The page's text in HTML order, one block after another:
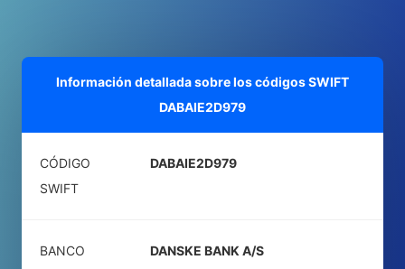
Información detallada sobre los códigos SWIFT
DABAIE2D979
CÓDIGO
SWIFT
DABAIE2D979
BANCO DANSKE BANK A/S